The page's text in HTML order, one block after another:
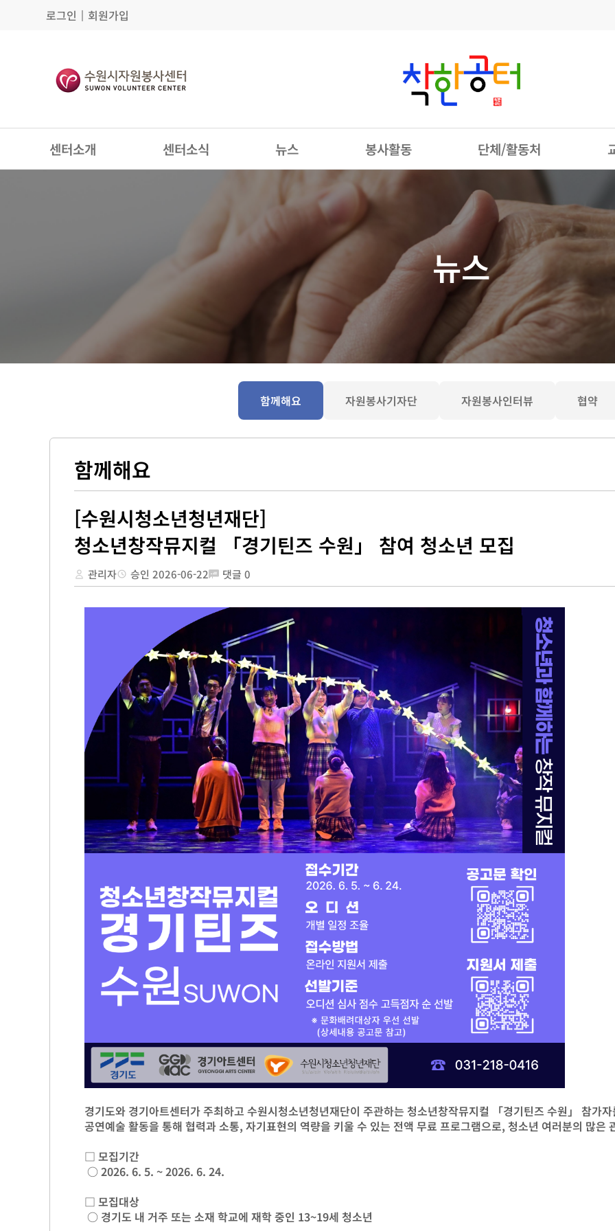
로그인 │ 회원가입
센터소개 센터소식 뉴스 봉사활동 단체/활동처
뉴스
함께해요 자원봉사기자단 자원봉사인터뷰 협약
함께해요
[수원시청소년청년재단]
청소년창작뮤지컬 「경기틴즈 수원」 참여 청소년 모집
관리자 승인 2026-06-22 댓글 0
경기도와 경기아트센터가 주최하고 수원시청소년청년재단이 주관하는 청소년창작뮤지컬 「경기틴즈 수원」 참가
공연예술 활동을 통해 협력과 소통, 자기표현의 역량을 키울 수 있는 전액 무료 프로그램으로, 청소년 여러분의 많은
□ 모집기간
○ 2026. 6. 5. ~ 2026. 6. 24.
□ 모집대상
○ 경기도 내 거주 또는 소재 학교에 재학 중인 13~19세 청소년